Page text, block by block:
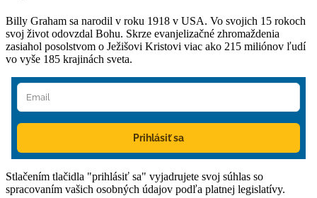
Billy Graham sa narodil v roku 1918 v USA. Vo svojich 15 rokoch
svoj život odovzdal Bohu. Skrze evanjelizačné zhromaždenia
zasiahol posolstvom o Ježišovi Kristovi viac ako 215 miliónov ľudí
vo vyše 185 krajinách sveta.
Prihlásiť sa
Stlačením tlačidla "prihlásiť sa" vyjadrujete svoj súhlas so
spracovaním vašich osobných údajov podľa platnej legislatívy.